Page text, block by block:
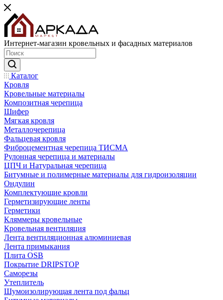
Интернет-магазин кровельных и фасадных материалов
Каталог
Кровля
Кровельные материалы
Композитная черепица
Шифер
Мягкая кровля
Металлочерепица
Фальцевая кровля
Фиброцементная черепица ТИСМА
Рулонная черепица и материалы
ЦПЧ и Натуральная черепица
Битумные и полимерные материалы для гидроизоляции
Ондулин
Комплектующие кровли
Герметизирующие ленты
Герметики
Кляммеры кровельные
Кровельная вентиляция
Лента вентиляционная алюминиевая
Лента примыкания
Плита OSB
Покрытие DRIPSTOP
Саморезы
Утеплитель
Шумоизолирующая лента под фальц